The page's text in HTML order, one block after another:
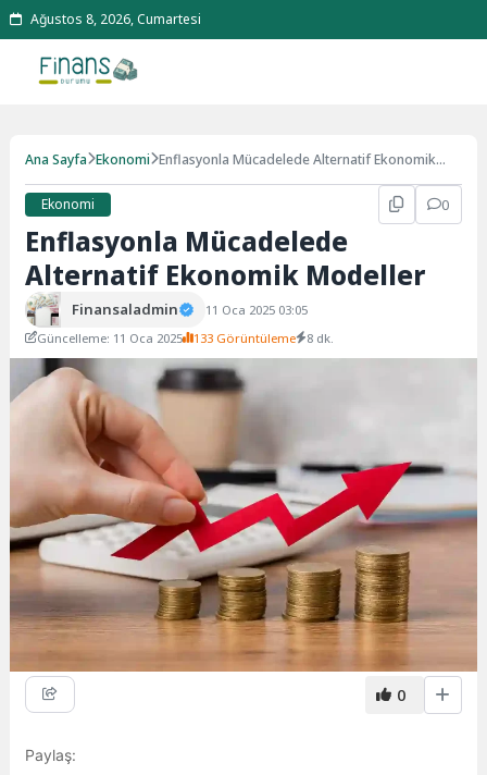
Ağustos 8, 2026, Cumartesi
Ana Sayfa Ekonomi Enflasyonla Mücadelede Alternatif Ekonomik
Ekonomi
0
Enflasyonla Mücadelede
Alternatif Ekonomik Modeller
Finansaladmin
11 Oca 2025 03:05
Güncelleme: 11 Oca 2025
133 Görüntüleme 8 dk.
0
Paylaş: